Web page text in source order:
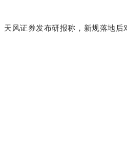
天风证券发布研报称，新规落地